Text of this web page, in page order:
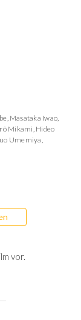
, Masataka Iwao,
Mikami, Hideo
Umemiya,
vor.